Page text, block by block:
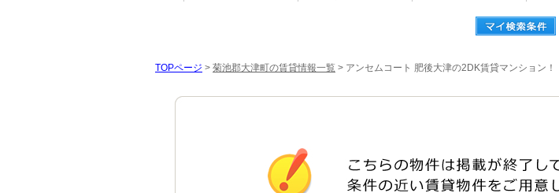
TOPページ > 菊池郡大津町の賃貸情報一覧 > アンセムコート 肥後大津の2DK賃貸マンション！